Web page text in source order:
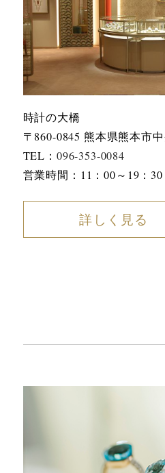
時計の大橋
〒860-0845 熊本県熊本市
TEL： 096-353-0084
営業時間：11：00～19：30
詳しく見る